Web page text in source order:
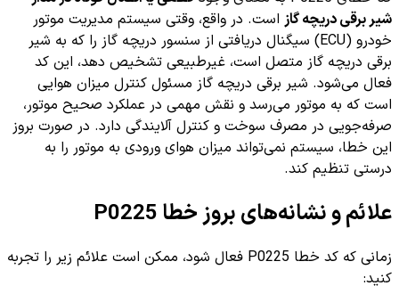
شیر برقی دریچه گاز است. در واقع، وقتی سیستم مدیریت موتور
خودرو (ECU) سیگنال دریافتی از سنسور دریچه گاز را که به شیر
برقی دریچه گاز متصل است، غیرطبیعی تشخیص دهد، این کد
فعال می‌شود. شیر برقی دریچه گاز مسئول کنترل میزان هوایی
است که به موتور می‌رسد و نقش مهمی در عملکرد صحیح موتور،
صرفه‌جویی در مصرف سوخت و کنترل آلایندگی دارد. در صورت بروز
این خطا، سیستم نمی‌تواند میزان هوای ورودی به موتور را به
درستی تنظیم کند.
علائم و نشانه‌های بروز خطا P0225
زمانی که کد خطا P0225 فعال شود، ممکن است علائم زیر را تجربه
کنید: